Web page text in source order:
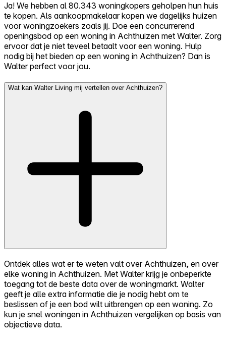
Ja! We hebben al 80.343 woningkopers geholpen hun huis
te kopen. Als aankoopmakelaar kopen we dagelijks huizen
voor woningzoekers zoals jij. Doe een concurrerend
openingsbod op een woning in Achthuizen met Walter. Zorg
ervoor dat je niet teveel betaalt voor een woning. Hulp
nodig bij het bieden op een woning in Achthuizen? Dan is
Walter perfect voor jou.
Wat kan Walter Living mij vertellen over Achthuizen?
Ontdek alles wat er te weten valt over Achthuizen, en over
elke woning in Achthuizen. Met Walter krijg je onbeperkte
toegang tot de beste data over de woningmarkt. Walter
geeft je alle extra informatie die je nodig hebt om te
beslissen of je een bod wilt uitbrengen op een woning. Zo
kun je snel woningen in Achthuizen vergelijken op basis van
objectieve data.